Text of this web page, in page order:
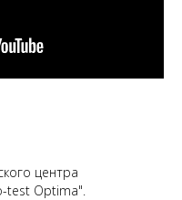
центра
test Optima".